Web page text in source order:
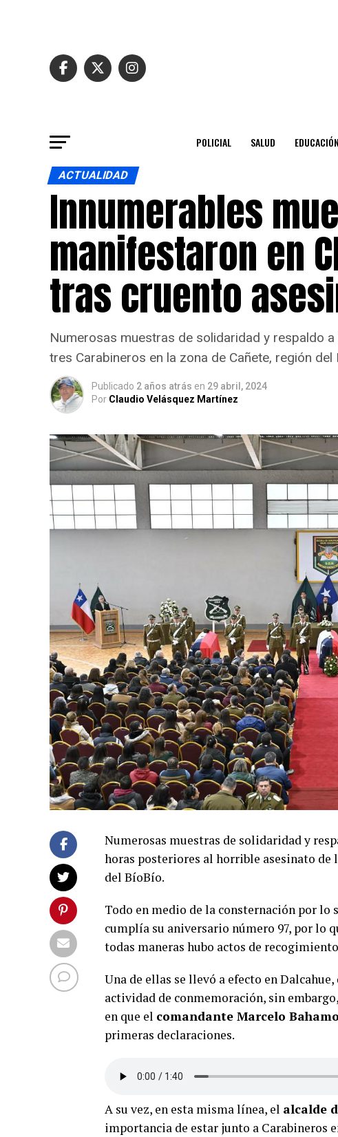
POLICIAL SALUD EDUCACIÓN
ACTUALIDAD
Innumerables
manifestaron en
tras cruento
Numerosas muestras de solidaridad y respaldo
tres Carabineros en la zona de Cañete, región del
Publicado 2 años atrás en 29 abril, 2024
Por Claudio Velásquez Martínez
Numerosas muestras de solidaridad y
horas posteriores al horrible asesinato de
del BíoBío.
Todo en medio de la consternación por
cumplía su aniversario número 97, por lo
todas maneras hubo actos de
Una de ellas se llevó a efecto en
actividad de conmemoración, sin
en que el comandante Marcelo
primeras declaraciones.
A su vez, en esta misma línea, el alcalde
importancia de estar junto a Carabineros